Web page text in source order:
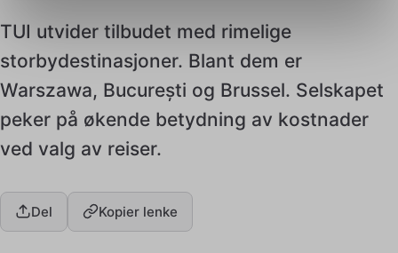
TUI utvider tilbudet med rimelige
storbydestinasjoner. Blant dem er
Warszawa, București og Brussel. Selskapet
peker på økende betydning av kostnader
ved valg av reiser.
Del Kopier lenke